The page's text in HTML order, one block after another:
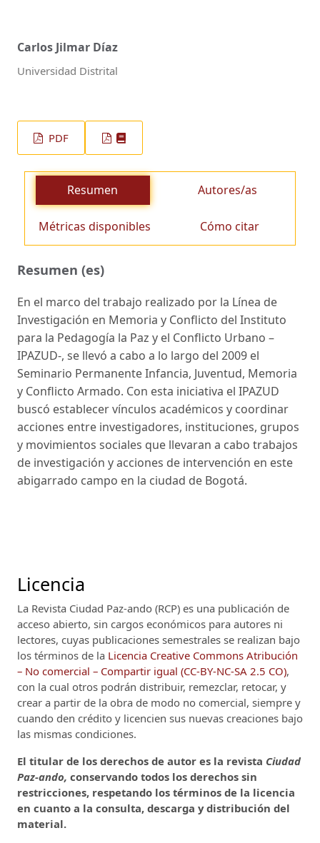
Carlos Jilmar Díaz
Universidad Distrital
PDF
Resumen Autores/as
Métricas disponibles Cómo citar
Resumen (es)
En el marco del trabajo realizado por la Línea de
Investigación en Memoria y Conflicto del Instituto
para la Pedagogía la Paz y el Conflicto Urbano –
IPAZUD-, se llevó a cabo a lo largo del 2009 el
Seminario Permanente Infancia, Juventud, Memoria
y Conflicto Armado. Con esta iniciativa el IPAZUD
buscó establecer vínculos académicos y coordinar
acciones entre investigadores, instituciones, grupos
y movimientos sociales que llevaran a cabo trabajos
de investigación y acciones de intervención en este
abigarrado campo en la ciudad de Bogotá.
Licencia
La Revista Ciudad Paz-ando (RCP) es una publicación de
acceso abierto, sin cargos económicos para autores ni
lectores, cuyas publicaciones semestrales se realizan bajo
los términos de la Licencia Creative Commons Atribución
– No comercial – Compartir igual (CC-BY-NC-SA 2.5 CO),
con la cual otros podrán distribuir, remezclar, retocar, y
crear a partir de la obra de modo no comercial, siempre y
cuando den crédito y licencien sus nuevas creaciones bajo
las mismas condiciones.
El titular de los derechos de autor es la revista Ciudad
Paz-ando, conservando todos los derechos sin
restricciones, respetando los términos de la licencia
en cuanto a la consulta, descarga y distribución del
material.